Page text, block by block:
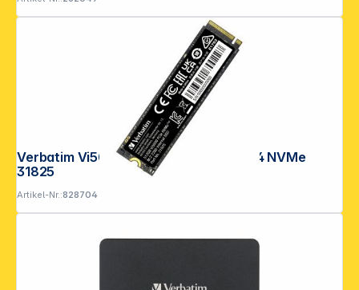
Verbatim Vi5000 M.2 SSD 512GB PCIe4 NVMe
31825
Artikel-Nr.:828704